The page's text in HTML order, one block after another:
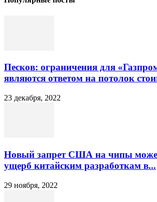
Песков: ограничения для
являются ответом на потолок
23 декабря, 2022
Новый запрет США на чипы
ущерб китайским разработкам в...
29 ноября, 2022